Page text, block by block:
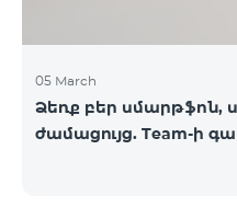
05 March
Ձեռք բեր
ժամացույց. Team-ի